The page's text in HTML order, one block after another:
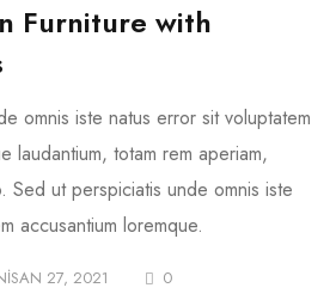
Furniture with
omnis iste natus error sit voluptatem
laudantium, totam rem aperiam,
Sed ut perspiciatis unde omnis iste
accusantium loremque.
27, 2021 0